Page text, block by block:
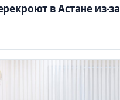
в Астане из-за